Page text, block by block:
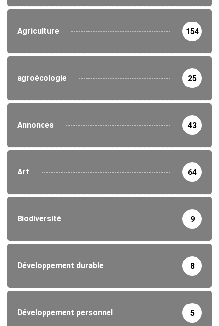
Agriculture 154
agroécologie 25
Annonces 43
Art 64
Biodiversité 9
Développement durable 8
Développement personnel 5